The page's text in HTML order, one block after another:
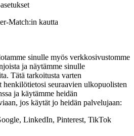
Match:in kautta
sinulle myös verkkosivustomme
ja näytämme sinulle
Tätä tarkoitusta varten
henkilötietosi seuraavien ulkopuolisten
ja käytämme heidän
jos käytät jo heidän palvelujaan:
LinkedIn, Pinterest, TikTok